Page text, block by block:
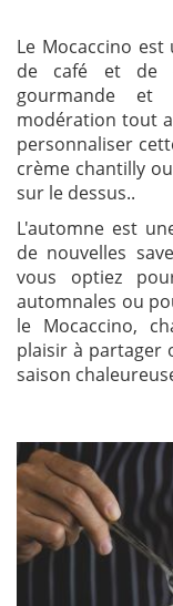
Le Mocaccino
de café et de
gourmande et
modération tout
personnaliser
crème chantilly
sur le dessus..
L'automne est
de nouvelles
vous optiez
automnales ou
le Mocaccino,
plaisir à partager
saison